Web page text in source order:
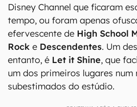
Disney Channel que ficaram
tempo, ou foram apenas
efervescente de High School
Rock e Descendentes. Um
entanto, é Let it Shine, que
um dos primeiros lugares num
subestimados do estúdio.